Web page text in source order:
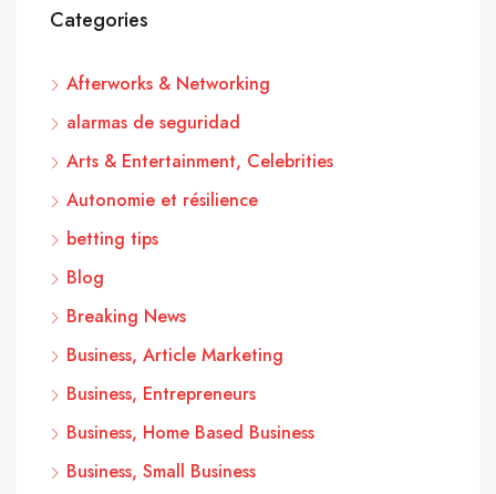
Categories
Afterworks & Networking
alarmas de seguridad
Arts & Entertainment, Celebrities
Autonomie et résilience
betting tips
Blog
Breaking News
Business, Article Marketing
Business, Entrepreneurs
Business, Home Based Business
Business, Small Business